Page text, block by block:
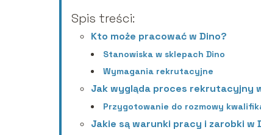
Spis treści:
Kto może pracować w Dino?
Stanowiska w sklepach Dino
Wymagania rekrutacyjne
Jak wygląda proces rekrutacyjny
Przygotowanie do rozmowy
Jakie są warunki pracy i zarobki w